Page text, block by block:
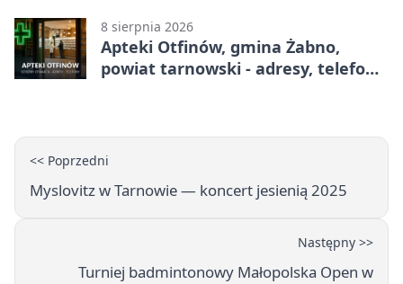
8 sierpnia 2026
Apteki Otfinów, gmina Żabno,
powiat tarnowski - adresy, telefony,
<< Poprzedni
Myslovitz w Tarnowie — koncert jesienią 2025
Następny >>
Turniej badmintonowy Małopolska Open w